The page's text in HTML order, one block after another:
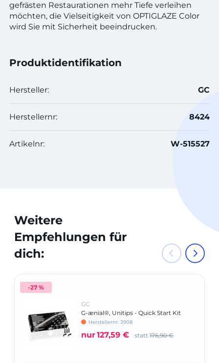
gefrästen Restaurationen mehr Tiefe verleihen
möchten, die Vielseitigkeit von OPTIGLAZE Color
wird Sie mit Sicherheit beeindrucken.
Produktidentifikation
Hersteller: GC
Herstellernr: 8424
Artikelnr: W-515527
Weitere
Empfehlungen für
dich:
-27 %
GC
G-ænial®, Unitips - Quick Start Kit
Herstellernr: 3908
nur127,59 € statt 176,90 €